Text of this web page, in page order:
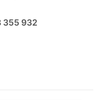
355 932